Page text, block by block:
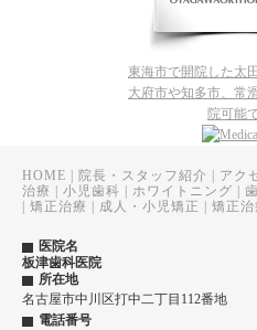
東海市で開院した太
大府市や知多市、常
院可能
HOME 院長・スタッフ紹介 アク
治療
小児歯科 ホワイトニング
矯正治療 成人・小児矯正 矯正治
医院名
板津歯科医院
所在地
名古屋市中川区打中二丁目112番地
電話番号